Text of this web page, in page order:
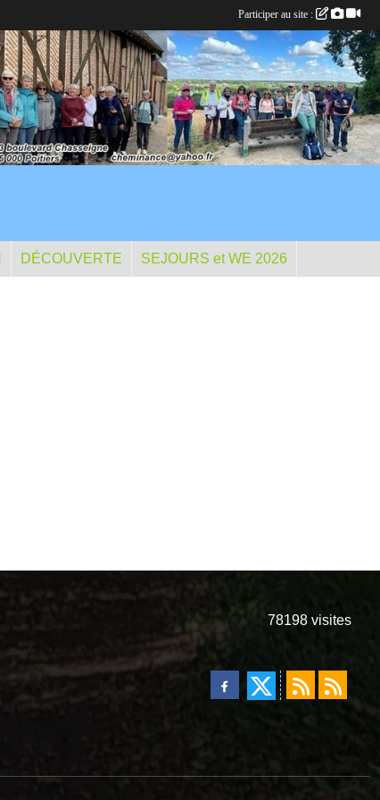
DÉCOUVERTE SEJOURS et WE 2026
78198 visites
Participer au site :